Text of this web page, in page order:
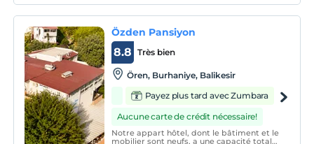
Özden Pansiyon
Très bien
8.8
Ören, Burhaniye, Balikesir
Payez plus tard avec Zumbara
Aucune carte de crédit nécessaire!
Notre appart hôtel, dont le bâtiment et le
mobilier sont neufs, a une capacité totale